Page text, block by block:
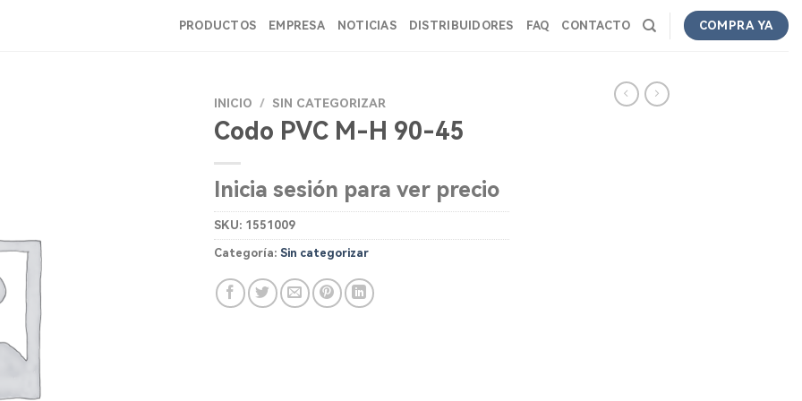
PRODUCTOS EMPRESA NOTICIAS DISTRIBUIDORES FAQ CONTACTO COMPRA YA
INICIO / SIN CATEGORIZAR
Codo PVC M-H 90-45
Inicia sesión para ver precio
SKU: 1551009
Categoría: Sin categorizar